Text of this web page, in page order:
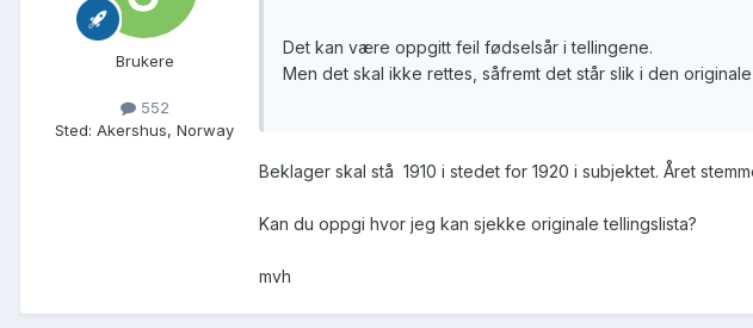
Brukere
552
Sted: Akershus, Norway
Det kan være oppgitt feil fødselsår i tellingene.
Men det skal ikke rettes, såfremt det står slik i den
Beklager skal stå 1910 i stedet for 1920 i subjektet. Året
Kan du oppgi hvor jeg kan sjekke originale tellingslista?
mvh